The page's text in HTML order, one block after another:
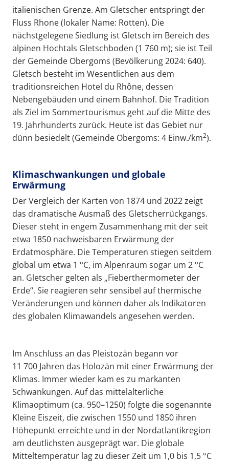
italienischen Grenze. Am Gletscher entspringt der
Fluss Rhone (lokaler Name: Rotten). Die
nächstgelegene Siedlung ist Gletsch im Bereich des
alpinen Hochtals Gletschboden (1 760 m); sie ist Teil
der Gemeinde Obergoms (Bevölkerung 2024: 640).
Gletsch besteht im Wesentlichen aus dem
traditionsreichen Hotel du Rhône, dessen
Nebengebäuden und einem Bahnhof. Die Tradition
als Ziel im Sommertourismus geht auf die Mitte des
19. Jahrhunderts zurück. Heute ist das Gebiet nur
dünn besiedelt (Gemeinde Obergoms: 4 Einw./km2).
Klimaschwankungen und globale
Erwärmung
Der Vergleich der Karten von 1874 und 2022 zeigt
das dramatische Ausmaß des Gletscherrückgangs.
Dieser steht in engem Zusammenhang mit der seit
etwa 1850 nachweisbaren Erwärmung der
Erdatmosphäre. Die Temperaturen stiegen seitdem
global um etwa 1 °C, im Alpenraum sogar um 2 °C
an. Gletscher gelten als „Fieberthermometer der
Erde“. Sie reagieren sehr sensibel auf thermische
Veränderungen und können daher als Indikatoren
des globalen Klimawandels angesehen werden.
Im Anschluss an das Pleistozän begann vor
11 700 Jahren das Holozän mit einer Erwärmung der
Klimas. Immer wieder kam es zu markanten
Schwankungen. Auf das mittelalterliche
Klimaoptimum (ca. 950–1250) folgte die sogenannte
Kleine Eiszeit, die zwischen 1550 und 1850 ihren
Höhepunkt erreichte und in der Nordatlantikregion
am deutlichsten ausgeprägt war. Die globale
Mitteltemperatur lag zu dieser Zeit um 1,0 bis 1,5 °C